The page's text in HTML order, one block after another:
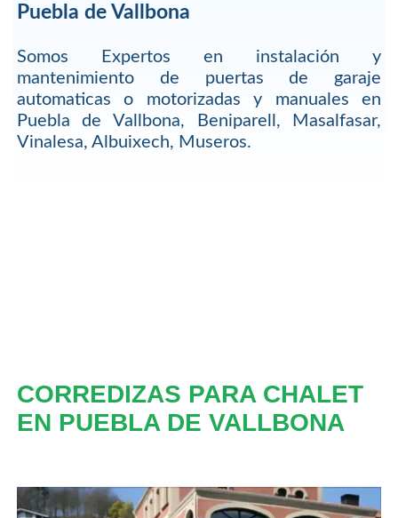
Puebla de Vallbona
Somos Expertos en instalación y
mantenimiento de puertas de garaje
automaticas o motorizadas y manuales en
Puebla de Vallbona, Beniparell, Masalfasar,
Vinalesa, Albuixech, Museros.
CORREDIZAS PARA CHALET
EN PUEBLA DE VALLBONA